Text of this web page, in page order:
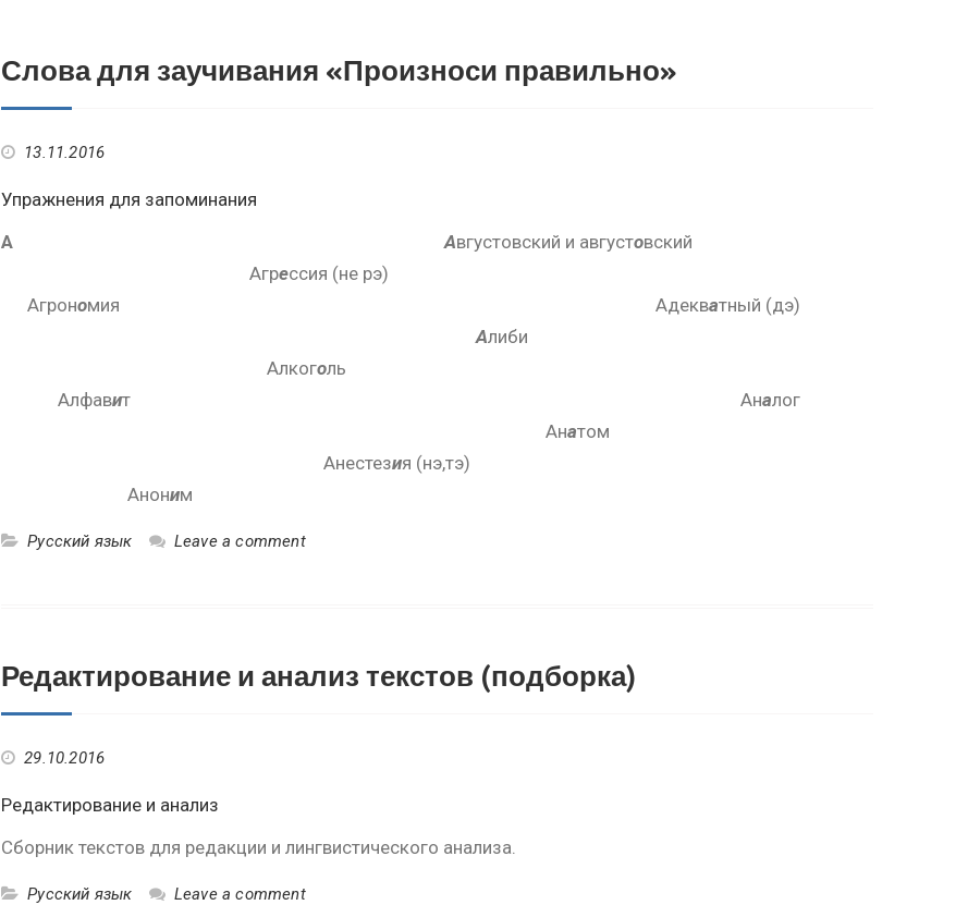
Слова для заучивания «Произноси правильно»
13.11.2016
Упражнения для запоминания
ААвгустовский и августовский
Агрессия (не рэ)
Агрономия Адекватный (дэ)
Алиби
Алкоголь
Алфавит Аналог
Анатом
Анестезия (нэ,тэ)
Аноним
Русский язык Leave a comment
Редактирование и анализ текстов (подборка)
29.10.2016
Редактирование и анализ
Сборник текстов для редакции и лингвистического анализа.
Русский язык Leave a comment